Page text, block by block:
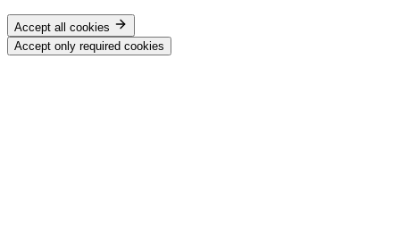
Accept all cookies
Accept only required cookies